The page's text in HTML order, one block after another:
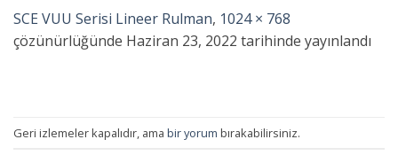
SCE VUU Serisi Lineer Rulman, 1024 × 768
çözünürlüğünde Haziran 23, 2022 tarihinde yayınlandı
Geri izlemeler kapalıdır, ama bir yorum bırakabilirsiniz.